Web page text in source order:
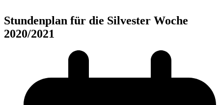
Stundenplan für die Silvester Woche
2020/2021